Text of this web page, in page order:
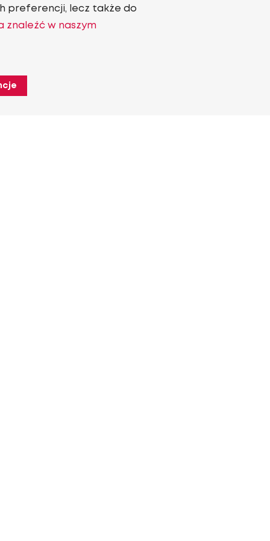
preferencji, lecz także do
znaleźć w naszym